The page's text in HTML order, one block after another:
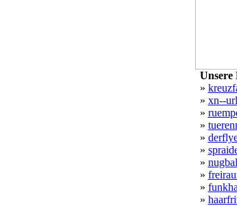
»
» xn--
»
»
»
»
»
»
»
»